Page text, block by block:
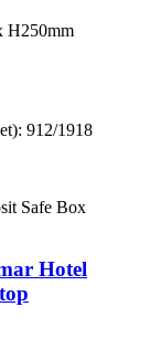
H250mm
912/1918
Hotel